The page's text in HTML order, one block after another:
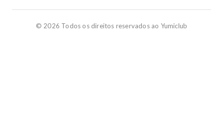
© 2026 Todos os direitos reservados ao Yumiclub